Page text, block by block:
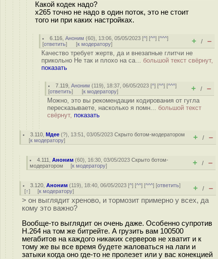
Какой кодек надо?
x265 точно не надо в один поток, это не стоит
того ни при каких настройках.
6.116 ,Аноним (60), 13:06, 05/05/2023 [^] [^^] [^^^]
[ответить] [к модератору] + / –
Качество требует жертв, да и внезапные глитчи не
прикольно Не так и плохо на са... большой текст свёрнут,
показать
7.119 ,Аноним (119), 18:37, 06/05/2023 [^] [^^] [^^^]
[ответить] [к модератору] + / –
Можно, это вы рекомендации кодирования от гугла
пересказываете, насколько я помн... большой текст
свёрнут, показать
3.110 ,Мдее (?), 13:51, 03/05/2023Скрыто ботом-модератором
[к модератору] + / –
4.111 ,Аноним (60), 16:30, 03/05/2023Скрыто ботом-
модератором [к модератору] + / –
3.120 ,Аноним (119), 18:40, 06/05/2023 [^] [^^] [^^^] [ответить]
[↑] [к модератору] + / –
> он выглядит хреново, и тормозит примерно у всех, да
кому это важно?
Вообще-то выглядит он очень даже. Особенно супротив
H.264 на том же битрейте. А грузить вам 100500
мегабитов на каждого никаких серверов не хватит и к
тому же вы все время будете жаловаться на лаги и
затыки когда оно где-то не пролезет или у вас конекцией